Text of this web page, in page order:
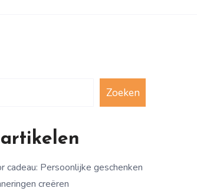
Zoeken
cadeau: Persoonlijke geschenken
creëren